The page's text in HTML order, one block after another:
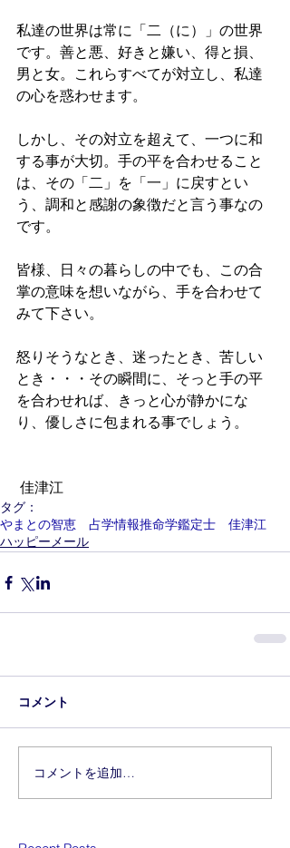
私達の世界は常に「二（に）」の世界
です。善と悪、好きと嫌い、得と損、
男と女。これらすべてが対立し、私達
の心を惑わせます。
しかし、その対立を超えて、一つに和
する事が大切。手の平を合わせること
は、その「二」を「一」に戻すとい
う、調和と感謝の象徴だと言う事なの
です。
皆様、日々の暮らしの中でも、この合
掌の意味を想いながら、手を合わせて
みて下さい。
怒りそうなとき、迷ったとき、苦しい
とき・・・その瞬間に、そっと手の平
を合わせれば、きっと心が静かにな
り、優しさに包まれる事でしょう。
佳津江
タグ：
やまとの智恵 占学情報推命学鑑定士 佳津江
ハッピーメール
コメント
コメントを追加…